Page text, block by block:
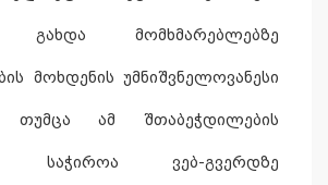
გახდა მომხმარებლებზე
მოხდენის უმნიშვნელოვანესი
თუმცა ამ შთაბეჭდილების
საჭიროა ვებ-გვერდზე